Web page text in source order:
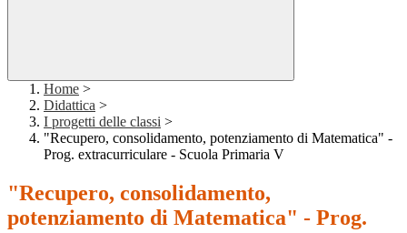
Home >
Didattica >
I progetti delle classi >
"Recupero, consolidamento, potenziamento di Matematica" -
Prog. extracurriculare - Scuola Primaria V
"Recupero, consolidamento,
potenziamento di Matematica" - Prog.